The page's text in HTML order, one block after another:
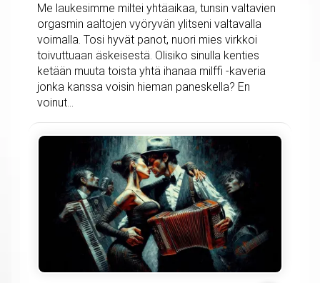
Me laukesimme miltei yhtäaikaa, tunsin valtavien
orgasmin aaltojen vyöryvän ylitseni valtavalla
voimalla. Tosi hyvät panot, nuori mies virkkoi
toivuttuaan äskeisestä. Olisiko sinulla kenties
ketään muuta toista yhtä ihanaa milffi -kaveria
jonka kanssa voisin hieman paneskella? En
voinut...